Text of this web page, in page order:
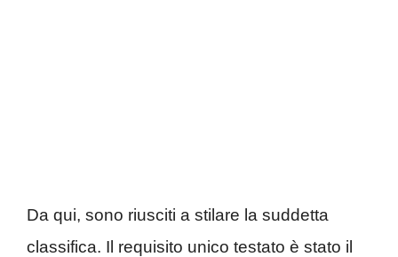
Da qui, sono riusciti a stilare la suddetta
classifica. Il requisito unico testato è stato il